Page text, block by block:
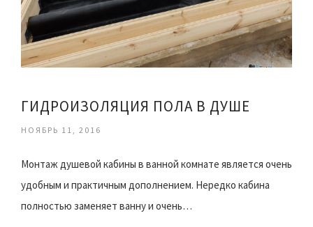
ГИДРОИЗОЛЯЦИЯ ПОЛА В ДУШЕ
НОЯБРЬ 11, 2016
Монтаж душевой кабины в ванной комнате является очень
удобным и практичным дополнением. Нередко кабина
полностью заменяет ванну и очень…